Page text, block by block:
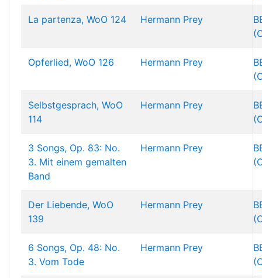
La partenza, WoO 124 Hermann Prey
Opferlied, WoO 126 Hermann Prey
Selbstgesprach, WoO
114
Hermann Prey
3 Songs, Op. 83: No.
3. Mit einem gemalten
Band
Hermann Prey
Der Liebende, WoO
139
Hermann Prey
6 Songs, Op. 48: No.
3. Vom Tode
Hermann Prey